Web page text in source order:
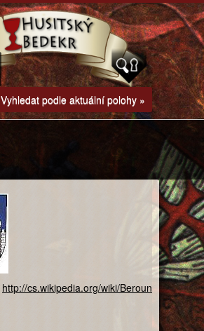
Vyhledat podle aktuální polohy »
http://cs.wikipedia.org/wiki/Beroun